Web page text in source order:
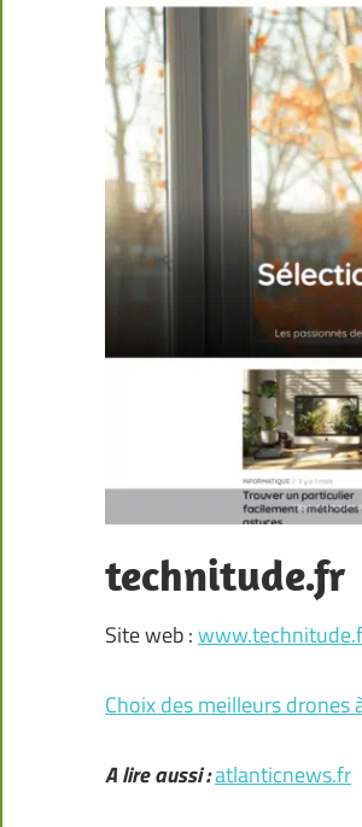
technitude.fr
Site web :
Choix des meilleurs drones
A lire aussi :atlanticnews.fr